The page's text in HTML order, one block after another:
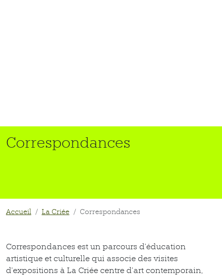
Correspondances
Accueil La Criée Correspondances
Correspondances est un parcours d’éducation
artistique et culturelle qui associe des visites
d’expositions à La Criée centre d’art contemporain,